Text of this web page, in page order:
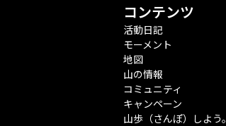
コンテンツ
活動日記
モーメント
地図
山の情報
コミュニティ
キャンペーン
山歩（さんぽ）しよう。